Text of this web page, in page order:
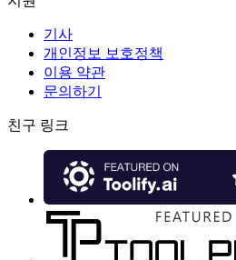
기사
개인정보 보호정책
이용 약관
문의하기
친구 링크